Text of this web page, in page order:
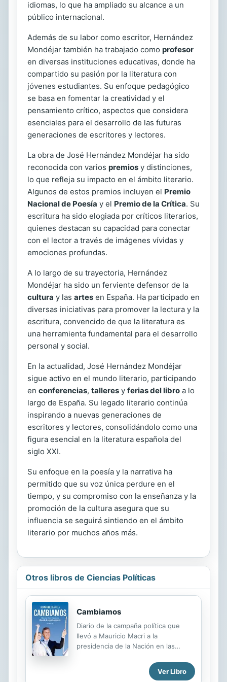
idiomas, lo que ha ampliado su alcance a un
público internacional.
Además de su labor como escritor, Hernández
Mondéjar también ha trabajado como profesor
en diversas instituciones educativas, donde ha
compartido su pasión por la literatura con
jóvenes estudiantes. Su enfoque pedagógico
se basa en fomentar la creatividad y el
pensamiento crítico, aspectos que considera
esenciales para el desarrollo de las futuras
generaciones de escritores y lectores.
La obra de José Hernández Mondéjar ha sido
reconocida con varios premios y distinciones,
lo que refleja su impacto en el ámbito literario.
Algunos de estos premios incluyen el Premio
Nacional de Poesía y el Premio de la Crítica. Su
escritura ha sido elogiada por críticos literarios,
quienes destacan su capacidad para conectar
con el lector a través de imágenes vívidas y
emociones profundas.
A lo largo de su trayectoria, Hernández
Mondéjar ha sido un ferviente defensor de la
cultura y las artes en España. Ha participado en
diversas iniciativas para promover la lectura y la
escritura, convencido de que la literatura es
una herramienta fundamental para el desarrollo
personal y social.
En la actualidad, José Hernández Mondéjar
sigue activo en el mundo literario, participando
en conferencias, talleres y ferias del libro a lo
largo de España. Su legado literario continúa
inspirando a nuevas generaciones de
escritores y lectores, consolidándolo como una
figura esencial en la literatura española del
siglo XXI.
Su enfoque en la poesía y la narrativa ha
permitido que su voz única perdure en el
tiempo, y su compromiso con la enseñanza y la
promoción de la cultura asegura que su
influencia se seguirá sintiendo en el ámbito
literario por muchos años más.
Otros libros de Ciencias Políticas
Cambiamos
Diario de la campaña política que
llevó a Mauricio Macri a la
presidencia de la Nación en las
2015, desde la perspectiva de uno
de sus protagonistas directos:
Ver Libro